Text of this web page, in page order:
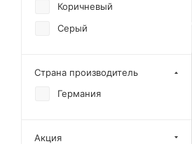
Коричневый
Серый
Страна производитель
Германия
Акция